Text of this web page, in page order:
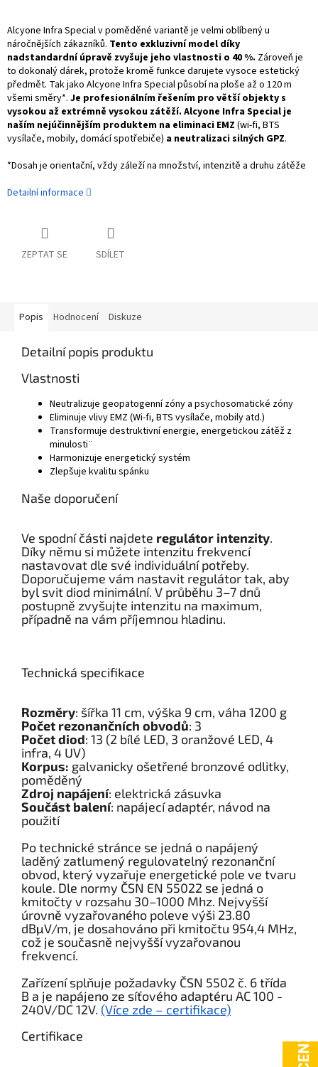
Alcyone Infra Special v poměděné variantě je velmi oblíbený u
náročnějších zákazníků. Tento exkluzivní model díky
nadstandardní úpravě zvyšuje jeho vlastnosti o 40 %. Zároveň je
to dokonalý dárek, protože kromě funkce darujete vysoce estetický
předmět. Tak jako Alcyone Infra Special působí na ploše až o 120 m
všemi směry*. Je profesionálním řešením pro větší objekty s
vysokou až extrémně vysokou zátěží. Alcyone Infra Special je
naším nejúčinnějším produktem na eliminaci EMZ (wi-fi, BTS
vysílače, mobily, domácí spotřebiče) a neutralizaci silných GPZ.
*Dosah je orientační, vždy záleží na množství, intenzitě a druhu zátěže
Detailní informace
ZEPTAT SE SDÍLET
Popis Hodnocení Diskuze
Detailní popis produktu
Vlastnosti
Neutralizuje geopatogenní zóny a psychosomatické zóny
Eliminuje vlivy EMZ (Wi-fi, BTS vysílače, mobily atd.)
Transformuje destruktivní energie, energetickou zátěž z
minulosti¨
Harmonizuje energetický systém
Zlepšuje kvalitu spánku
Naše doporučení
Ve spodní části najdete regulátor intenzity.
Díky němu si můžete intenzitu frekvencí
nastavovat dle své individuální potřeby.
Doporučujeme vám nastavit regulátor tak, aby
byl svit diod minimální. V průběhu 3–7 dnů
postupně zvyšujte intenzitu na maximum,
případně na vám příjemnou hladinu.
Technická specifikace
Rozměry: šířka 11 cm, výška 9 cm, váha 1200 g
Počet rezonančních obvodů: 3
Počet diod: 13 (2 bílé LED, 3 oranžové LED, 4
infra, 4 UV)
Korpus: galvanicky ošetřené bronzové odlitky,
poměděný
Zdroj napájení: elektrická zásuvka
Součást balení: napájecí adaptér, návod na
použití
Po technické stránce se jedná o napájený
laděný zatlumený regulovatelný rezonanční
obvod, který vyzařuje energetické pole ve tvaru
koule. Dle normy ČSN EN 55022 se jedná o
kmitočty v rozsahu 30–1000 Mhz. Nejvyšší
úrovně vyzařovaného poleve výši 23.80
dBμV/m, je dosahováno při kmitočtu 954,4 MHz,
což je současně nejvyšší vyzařovanou
frekvencí.
Zařízení splňuje požadavky ČSN 5502 č. 6 třída
B a je napájeno ze síťového adaptéru AC 100 -
240V/DC 12V. (Více zde – certifikace)
Certifikace